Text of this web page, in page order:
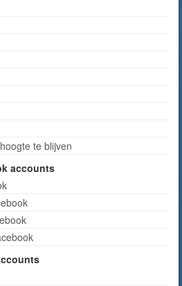
te blijven
accounts